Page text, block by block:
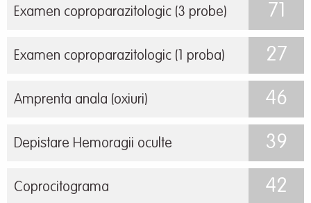
Examen coproparazitologic (3 probe) 71
Examen coproparazitologic (1 proba) 27
Amprenta anala (oxiuri) 46
Depistare Hemoragii oculte 39
Coprocitograma 42